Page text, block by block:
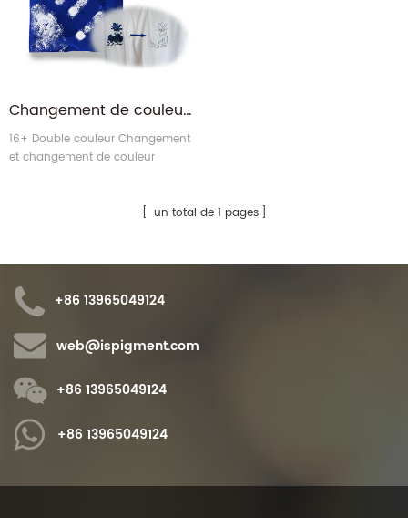
Changement de couleur de la température Heatchromic Décoloration thermique sensible Thermochromique colorants pour textiles
16+ Double couleur Changement
et changement de couleur
un total de 1 pages
+86 13965049124
web@ispigment.com
+86 13965049124
+86 13965049124